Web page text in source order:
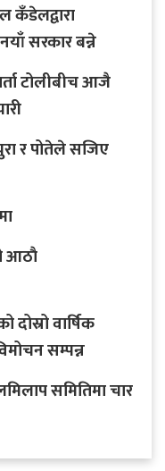
कँडेलद्वारा
सरकार बन्ने
टोलीबीच आजै
र पोतेले सजिए
आठाै
वार्षिक
सम्पन्न
समितिमा चार